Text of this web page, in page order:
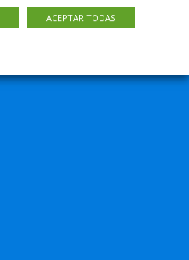
ACEPTAR TODAS